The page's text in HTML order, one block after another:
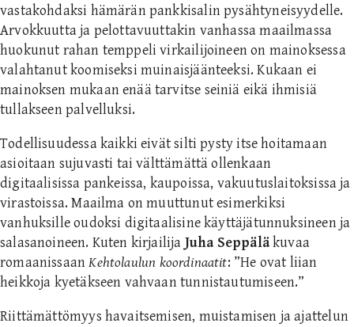
vastakohdaksi hämärän pankkisalin pysähtyneisyydelle.
Arvokkuutta ja pelottavuuttakin vanhassa maailmassa
huokunut rahan temppeli virkailijoineen on mainoksessa
valahtanut koomiseksi muinaisjäänteeksi. Kukaan ei
mainoksen mukaan enää tarvitse seiniä eikä ihmisiä
tullakseen palvelluksi.
Todellisuudessa kaikki eivät silti pysty itse hoitamaan
asioitaan sujuvasti tai välttämättä ollenkaan
digitaalisissa pankeissa, kaupoissa, vakuutuslaitoksissa ja
virastoissa. Maailma on muuttunut esimerkiksi
vanhuksille oudoksi digitaalisine käyttäjätunnuksineen ja
salasanoineen. Kuten kirjailija Juha Seppäläkuvaa
romaanissaanKehtolaulun koordinaatit: ”He ovat liian
heikkoja kyetäkseen vahvaan tunnistautumiseen.”
Riittämättömyys havaitsemisen, muistamisen ja ajattelun